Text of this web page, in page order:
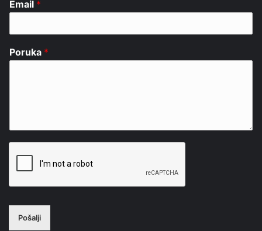
Email *
Poruka *
Pošalji